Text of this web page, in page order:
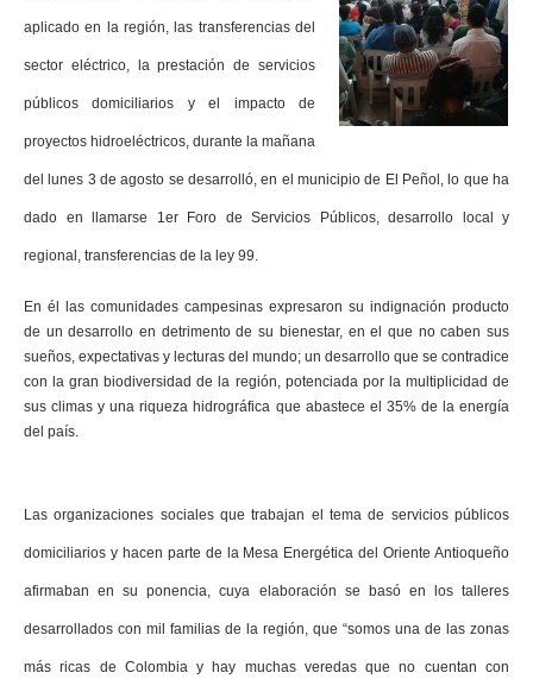
aplicado en la región, las transferencias del
sector eléctrico, la prestación de servicios
públicos domiciliarios y el impacto de
proyectos hidroeléctricos, durante la mañana
del lunes 3 de agosto se desarrolló, en el municipio de El Peñol, lo que ha
dado en llamarse 1er Foro de Servicios Públicos, desarrollo local y
regional, transferencias de la ley 99.
En él las comunidades campesinas expresaron su indignación producto
de un desarrollo en detrimento de su bienestar, en el que no caben sus
sueños, expectativas y lecturas del mundo; un desarrollo que se contradice
con la gran biodiversidad de la región, potenciada por la multiplicidad de
sus climas y una riqueza hidrográfica que abastece el 35% de la energía
del país.
Las organizaciones sociales que trabajan el tema de servicios públicos
domiciliarios y hacen parte de la Mesa Energética del Oriente Antioqueño
afirmaban en su ponencia, cuya elaboración se basó en los talleres
desarrollados con mil familias de la región, que “somos una de las zonas
más ricas de Colombia y hay muchas veredas que no cuentan con